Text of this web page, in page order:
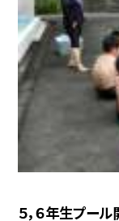
５，６年生プール